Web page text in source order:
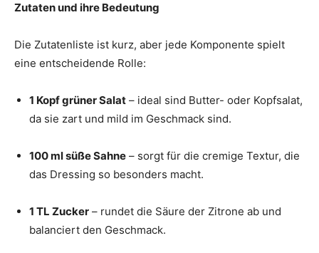
Zutaten und ihre Bedeutung
Die Zutatenliste ist kurz, aber jede Komponente spielt
eine entscheidende Rolle:
1 Kopf grüner Salat – ideal sind Butter- oder Kopfsalat,
da sie zart und mild im Geschmack sind.
100 ml süße Sahne – sorgt für die cremige Textur, die
das Dressing so besonders macht.
1 TL Zucker – rundet die Säure der Zitrone ab und
balanciert den Geschmack.